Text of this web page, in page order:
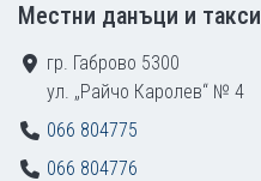
Местни данъци и такси
гр. Габрово 5300
ул. „Райчо Каролев“ № 4
066 804775
066 804776